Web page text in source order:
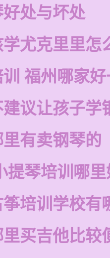
处与坏处
尤克里里怎
福州哪家
议让孩子学
有卖钢琴的
提琴培训哪
培训学校有
买吉他比较